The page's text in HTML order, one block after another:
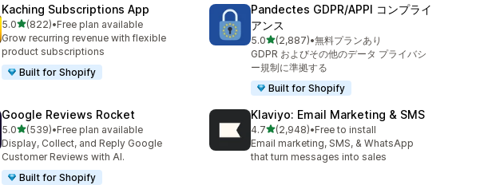
Kaching Subscriptions App
5.05つ星中
(822)
合計レビュー数：822件
•Free plan available
Grow recurring revenue with flexible
product subscriptions
Built for Shopify
Pandectes GDPR/APPI コンプライ
アンス
5.05つ星中
(2,887)
合計レビュー数：2887件
•無料プランあり
GDPR およびその他のデータ プライバシ
ー規制に準拠する
Built for Shopify
Google Reviews Rocket
5.05つ星中
(539)
合計レビュー数：539件
•Free plan available
Display, Collect, and Reply Google
Customer Reviews with AI.
Built for Shopify
Klaviyo: Email Marketing & SMS
4.75つ星中
(2,948)
合計レビュー数：2948件
•Free to install
Email marketing, SMS, & WhatsApp
that turn messages into sales